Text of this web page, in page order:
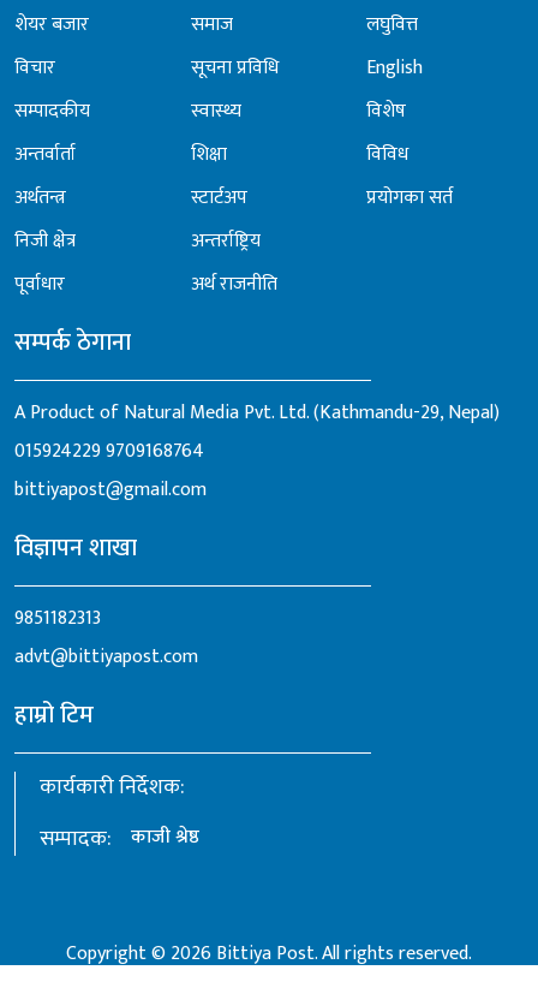
शेयर बजार
विचार
सम्पादकीय
अन्तर्वार्ता
अर्थतन्त्र
निजी क्षेत्र
पूर्वाधार
समाज
सूचना प्रविधि
स्वास्थ्य
शिक्षा
स्टार्टअप
अन्तर्राष्ट्रिय
अर्थ राजनीति
लघुवित्त
English
विशेष
विविध
प्रयोगका सर्त
सम्पर्क ठेगाना
A Product of Natural Media Pvt. Ltd. (Kathmandu-29, Nepal)
0159242299709168764
bittiyapost@gmail.com
विज्ञापन शाखा
9851182313
advt@bittiyapost.com
हाम्रो टिम
कार्यकारी निर्देशक:
सम्पादक:
काजी श्रेष्ठ
Copyright © 2026 Bittiya Post. All rights reserved.